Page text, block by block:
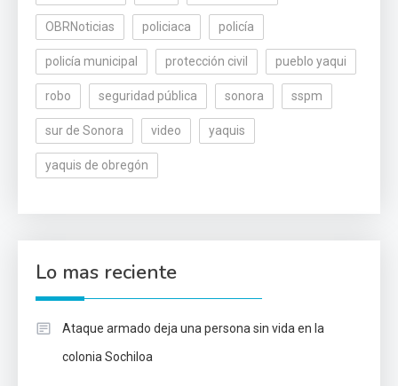
OBRNoticias policiaca policía
policía municipal protección civil pueblo yaqui
robo seguridad pública sonora sspm
sur de Sonora video yaquis
yaquis de obregón
Lo mas reciente
Ataque armado deja una persona sin vida en la
colonia Sochiloa